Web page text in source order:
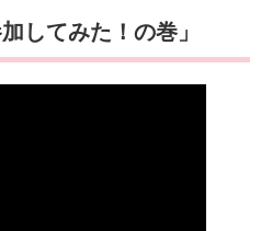
してみた！の巻」